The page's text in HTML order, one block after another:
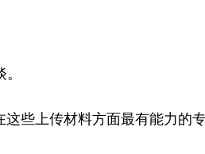
些上传材料方面最有能力的